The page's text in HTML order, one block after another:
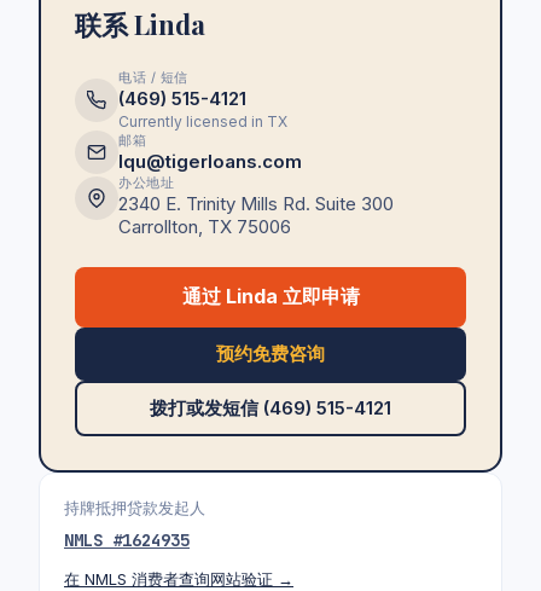
联系 Linda
电话 / 短信
(469) 515-4121
Currently licensed in TX
邮箱
lqu@tigerloans.com
办公地址
2340 E. Trinity Mills Rd. Suite 300
Carrollton, TX 75006
通过 Linda 立即申请
预约免费咨询
拨打或发短信 (469) 515-4121
持牌抵押贷款发起人
NMLS #1624935
在 NMLS 消费者查询网站验证 →